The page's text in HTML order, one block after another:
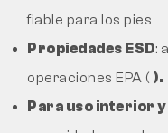
fiable para los pies
Propiedades ESD:
operaciones EPA ( ).
Para uso interior